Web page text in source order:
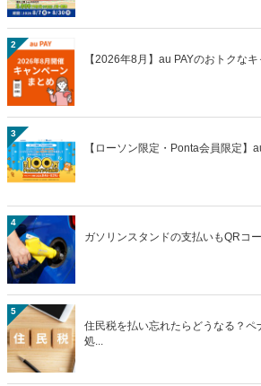
2
【2026年8月】au PAYのおトクな
3
【ローソン限定・Ponta会員限定】
4
ガソリンスタンドの支払いもQRコ
5
住民税を払い忘れたらどうなる？
処...